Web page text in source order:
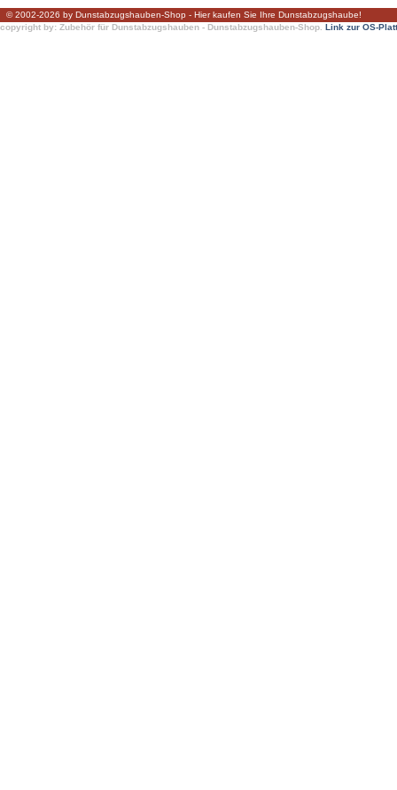
© 2002-2026 by Dunstabzugshauben-Shop - Hier kaufen Sie Ihre Dunstabzugshaube!
copyright by: Zubehör für Dunstabzugshauben - Dunstabzugshauben-Shop. Link zur OS-